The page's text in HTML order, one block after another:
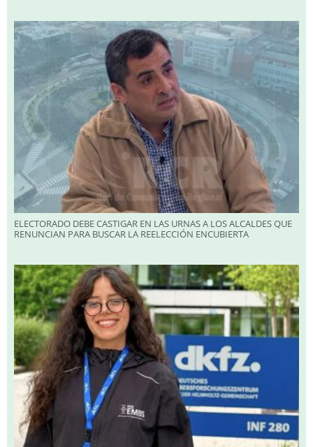
ELECTORADO DEBE CASTIGAR EN LAS URNAS A LOS ALCALDES QUE
RENUNCIAN PARA BUSCAR LA REELECCIÓN ENCUBIERTA